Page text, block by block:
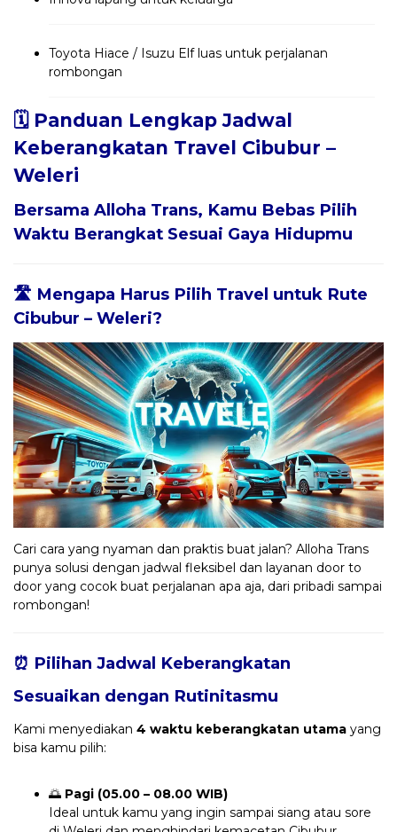
Toyota Hiace / Isuzu Elf luas untuk perjalanan
rombongan
🗓️ Panduan Lengkap Jadwal
Keberangkatan Travel Cibubur –
Weleri
Bersama Alloha Trans, Kamu Bebas Pilih
Waktu Berangkat Sesuai Gaya Hidupmu
🛣️ Mengapa Harus Pilih Travel untuk Rute
Cibubur – Weleri?
Cari cara yang nyaman dan praktis buat jalan? Alloha Trans
punya solusi dengan jadwal fleksibel dan layanan door to
door yang cocok buat perjalanan apa aja, dari pribadi sampai
rombongan!
⏰ Pilihan Jadwal Keberangkatan
Sesuaikan dengan Rutinitasmu
Kami menyediakan 4 waktu keberangkatan utama yang
bisa kamu pilih:
🌅 Pagi (05.00 – 08.00 WIB)
Ideal untuk kamu yang ingin sampai siang atau sore